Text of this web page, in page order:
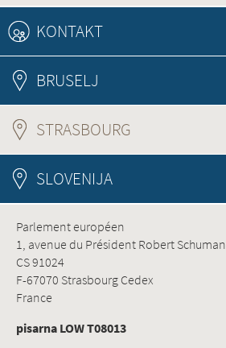
KONTAKT
BRUSELJ
STRASBOURG
SLOVENIJA
Parlement européen
1, avenue du Président Robert Schuman
CS 91024
F-67070 Strasbourg Cedex
France
pisarna LOW T08013